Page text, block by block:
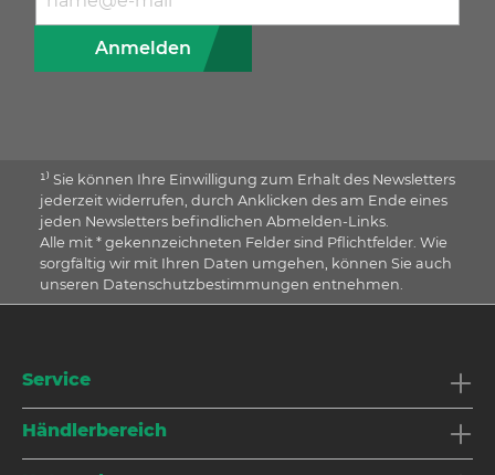
Anmelden
¹⁾ Sie können Ihre Einwilligung zum Erhalt des Newsletters
jederzeit widerrufen, durch Anklicken des am Ende eines
jeden Newsletters befindlichen Abmelden-Links.
Alle mit * gekennzeichneten Felder sind Pflichtfelder. Wie
sorgfältig wir mit Ihren Daten umgehen, können Sie auch
unseren Datenschutzbestimmungen entnehmen.
Service
Händlerbereich